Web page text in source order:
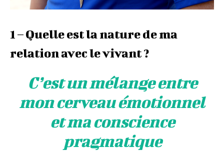
1 – Quelle est la nature de ma
relation avec le vivant ?
C’est un mélange entre
mon cerveau émotionnel
et ma conscience
pragmatique